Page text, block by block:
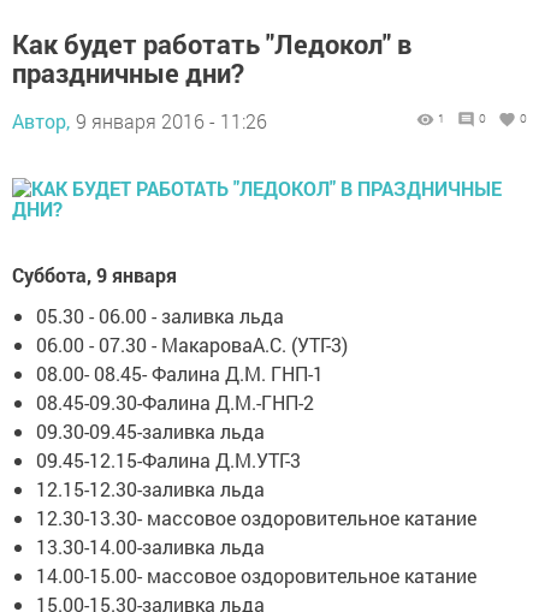
Как будет работать "Ледокол" в
праздничные дни?
Автор, 9 января 2016 - 11:26 1 0 0
Суббота, 9 января
05.30 - 06.00 - заливка льда
06.00 - 07.30 - МакароваА.С. (УТГ-3)
08.00- 08.45- Фалина Д.М. ГНП-1
08.45-09.30-Фалина Д.М.-ГНП-2
09.30-09.45-заливка льда
09.45-12.15-Фалина Д.М.УТГ-3
12.15-12.30-заливка льда
12.30-13.30- массовое оздоровительное катание
13.30-14.00-заливка льда
14.00-15.00- массовое оздоровительное катание
15.00-15.30-заливка льда